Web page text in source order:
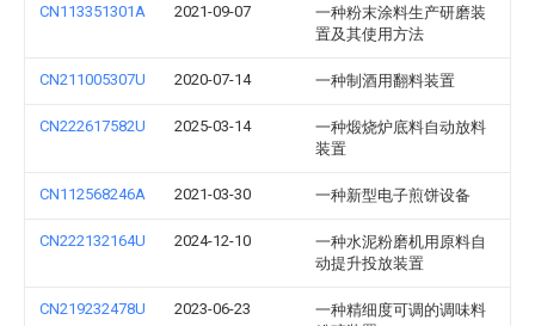
CN113351301A 2021-09-07
一种粉末涂料生产研磨装
置及其使用方法
CN211005307U 2020-07-14 一种制酒用翻料装置
CN222617582U 2025-03-14
一种煅烧炉底料自动放料
装置
CN112568246A 2021-03-30 一种新型电子煎饼设备
CN222132164U 2024-12-10
一种水泥粉磨机用原料自
动提升投放装置
CN219232478U 2023-06-23
一种精细度可调的调味料